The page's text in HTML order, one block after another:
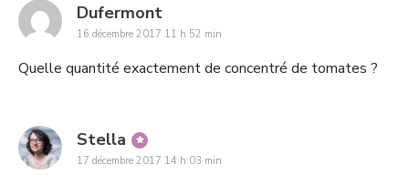
Dufermontsays:
16 décembre 2017 11 h 52 min
Quelle quantité exactement de concentré de tomates ?
Stella says:
17 décembre 2017 14 h 03 min